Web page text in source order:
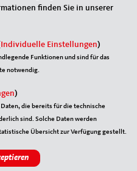
|Weiter »
finden Sie in unserer
Individuelle Einstellungen)
Funktionen und sind für das
notwendig.
)
die bereits für die technische
sind. Solche Daten werden
Übersicht zur Verfügung gestellt.